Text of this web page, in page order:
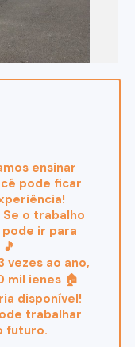
ensinar
pode ficar
Se o trabalho
ir para
vezes ao ano,
mil ienes 🏠
disponível!
trabalhar
futuro.